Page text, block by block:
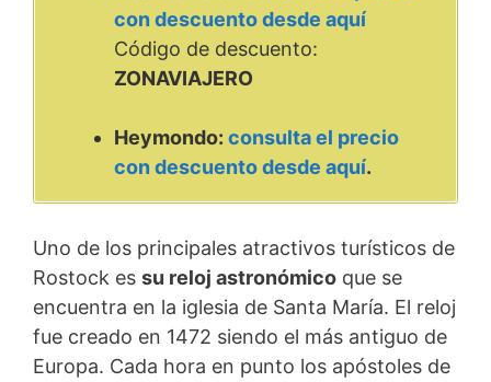
con descuento desde aquí
Código de descuento:
ZONAVIAJERO
Heymondo: consulta el precio
con descuento desde aquí.
Uno de los principales atractivos turísticos de
Rostock es su reloj astronómico que se
encuentra en la iglesia de Santa María. El reloj
fue creado en 1472 siendo el más antiguo de
Europa. Cada hora en punto los apóstoles de